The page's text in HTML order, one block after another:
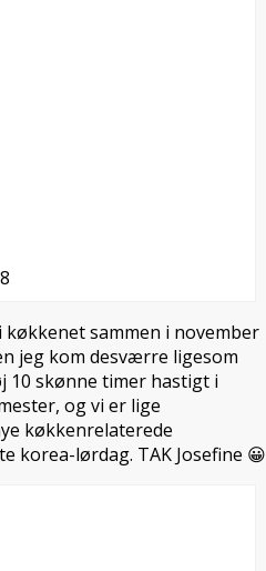
sammen i november
jeg kom desværre ligesom
10 skønne timer hastigt i
og vi er lige
køkkenrelaterede
korea-lørdag. TAK Josefine 😀